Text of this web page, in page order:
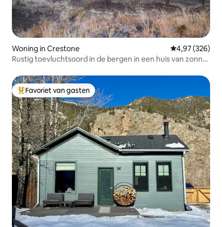
Woning in Crestone Gemiddelde
4,97 (326)
Rustig toevluchtsoord in de bergen in een huis van zonne-
Topfavoriet van gasten
Favoriet van gasten